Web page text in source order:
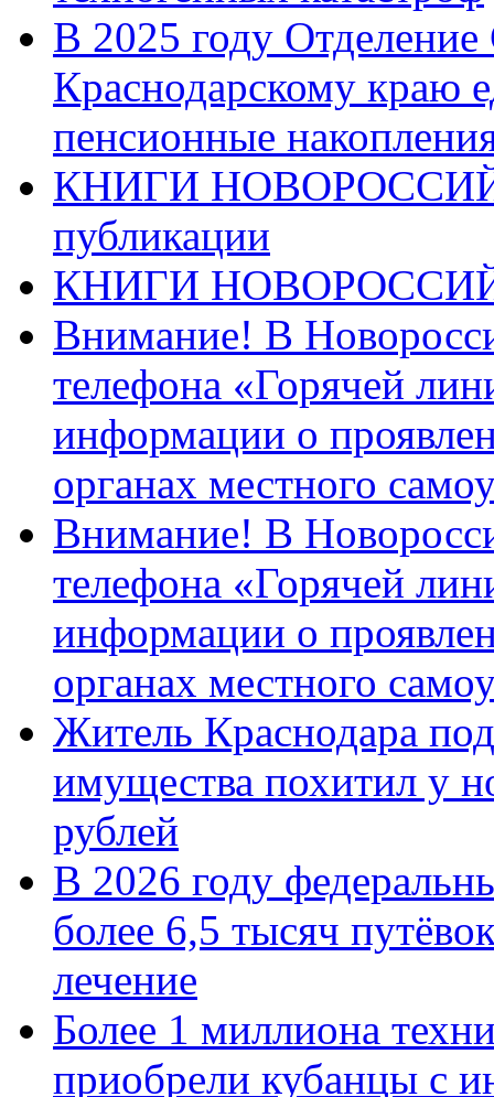
В 2025 году
Краснодарскому краю
пенсионные
КНИГИ
публикации
КНИГИ
Внимание! В
телефона «Горячей
информации о
органах местного
Внимание! В
телефона «Горячей
информации о
органах местного
Житель Краснодара
имущества похитил у
рублей
В 2026 году
более 6,5 тысяч
лечение
Более 1 миллиона
приобрели кубанцы с